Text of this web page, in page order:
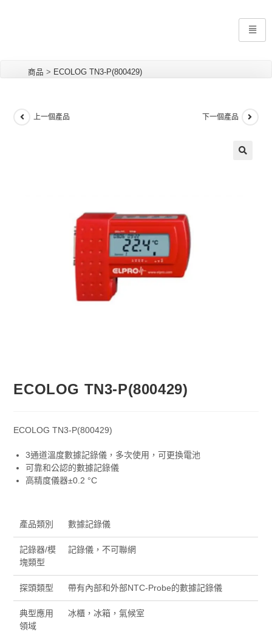
商品 > ECOLOG TN3-P(800429)
上一個產品 下一個產品
ECOLOG TN3-P(800429)
ECOLOG TN3-P(800429)
3通道溫度數據記錄儀，多次使用，可更換電池
可靠和公認的數據記錄儀
高精度儀器±0.2 °C
產品類別 數據記錄儀
記錄器/模
塊類型
記錄儀，不可聯網
探頭類型 帶有內部和外部NTC-Probe的數據記錄儀
典型應用
領域
冰櫃，冰箱，氣候室